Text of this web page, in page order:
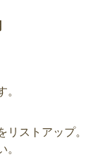
ストアップ。